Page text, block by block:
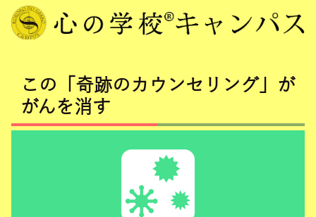
この「奇跡のカウンセリング」が
がんを消す